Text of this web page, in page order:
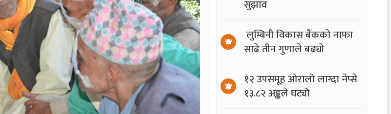
सुझाव
लुम्बिनी विकास बैंकको नाफा
साढे तीन गुणाले बढ्यो
१२ उपसमूह ओरालो लाग्दा नेप्से
१३.८२ अङ्कले घट्यो